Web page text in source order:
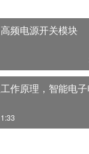
频电源开关模块
作原理，智能电